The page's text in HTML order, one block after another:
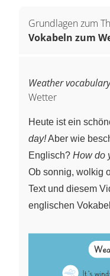
Grundlagen zum
Vokabeln zum
Weather vocabulary
Wetter
Heute ist ein
day!Aber wie
Englisch? How do
Ob sonnig, wolkig
Text und diesem
englischen